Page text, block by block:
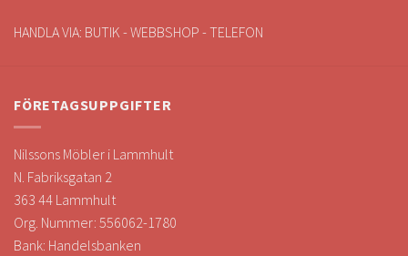
HANDLA VIA: BUTIK - WEBBSHOP - TELEFON
FÖRETAGSUPPGIFTER
Nilssons Möbler i Lammhult
N. Fabriksgatan 2
363 44 Lammhult
Org. Nummer: 556062-1780
Bank: Handelsbanken